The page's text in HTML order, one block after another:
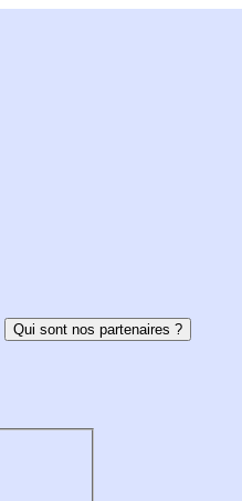
Qui sont nos partenaires ?